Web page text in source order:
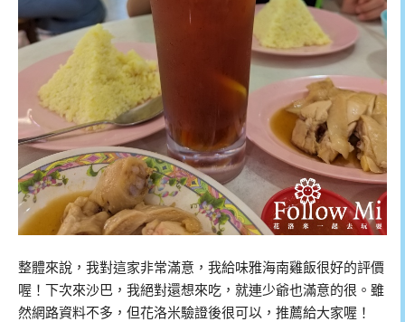
整體來說，我對這家非常滿意，我給味雅海南雞飯很好的評價
喔！下次來沙巴，我絕對還想來吃，就連少爺也滿意的很。雖
然網路資料不多，但花洛米驗證後很可以，推薦給大家喔！